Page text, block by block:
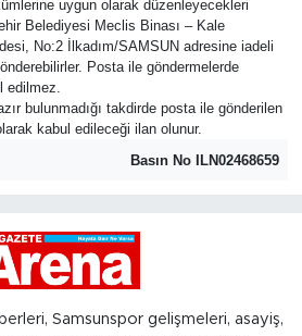
uygun olarak düzenleyecekleri
Belediyesi Meclis Binası – Kale
No:2 İlkadım/SAMSUN adresine iadeli
Posta ile göndermelerde
edilmez.
bulunmadığı takdirde posta ile gönderilen
kabul edileceği ilan olunur.
Basın No ILN02468659
Samsunspor gelişmeleri, asayiş,